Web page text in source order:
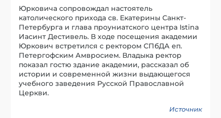
Юрковича сопровождал настоятель
католического прихода св. Екатерины Санкт-
Петербурга и глава проуниатского центра Istina
Иасинт Дестивель. В ходе посещения академии
Юркович встретился с ректором СПбДА еп.
Петергофским Амвросием. Владыка ректор
показал гостю здание академии, рассказал об
истории и современной жизни выдающегося
учебного заведения Русской Православной
Церкви.
Источник